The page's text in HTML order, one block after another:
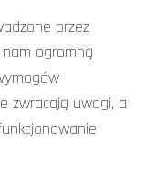
przez
ogromną
zwracają uwagi, a